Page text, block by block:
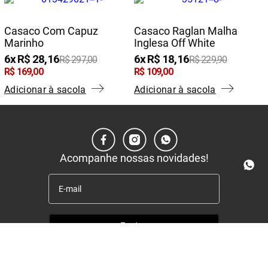
Casaco Com Capuz
Marinho
6 R$ 28,16R$297,00
R$ 169,00
Adicionar à sacola
Casaco Raglan Malha
Inglesa Off White
6 R$ 18,16R$229,90
R$ 109,00
Adicionar à sacola
Acompanhe nossas novidades!
Enviar